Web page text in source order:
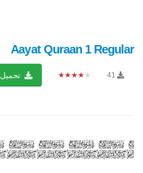
Aayat Quraan 1 Regular
41
★★★★★ تحميل